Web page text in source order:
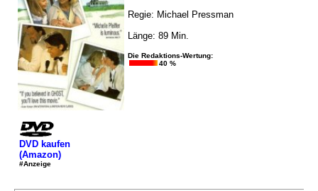
Regie: Michael Pressman
Länge: 89 Min.
Die Redaktions-Wertung:
40 %
DVD kaufen
(Amazon)
#Anzeige